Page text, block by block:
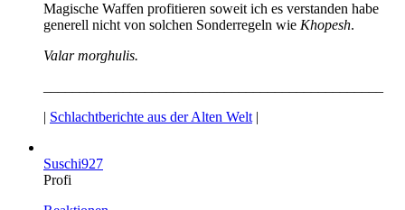
Magische Waffen profitieren soweit ich es verstanden habe
generell nicht von solchen Sonderregeln wie Khopesh.
Valar morghulis.
| Schlachtberichte aus der Alten Welt |
Suschi927
Profi